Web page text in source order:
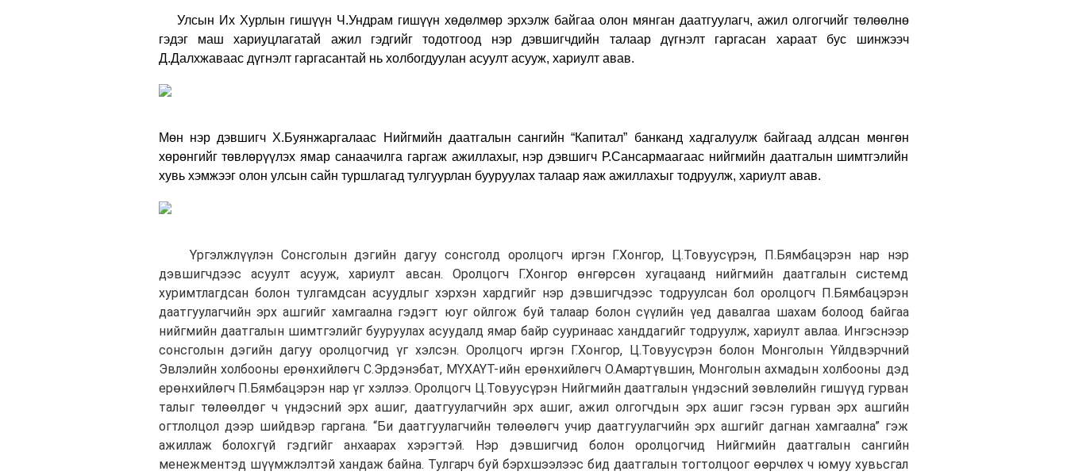
Улсын Их Хурлын гишүүн Ч.Ундрам гишүүн хөдөлмөр эрхэлж байгаа олон мянган даатгуулагч, ажил олгогчийг төлөөлнө
гэдэг маш хариуцлагатай ажил гэдгийг тодотгоод нэр дэвшигчдийн талаар дүгнэлт гаргасан хараат бус шинжээч
Д.Далхжаваас дүгнэлт гаргасантай нь холбогдуулан асуулт асууж, хариулт авав.
Мөн нэр дэвшигч Х.Буянжаргалаас Нийгмийн даатгалын сангийн “Капитал” банканд хадгалуулж байгаад алдсан мөнгөн
хөрөнгийг төвлөрүүлэх ямар санаачилга гаргаж ажиллахыг, нэр дэвшигч Р.Сансармаагаас нийгмийн даатгалын шимтгэлийн
хувь хэмжээг олон улсын сайн туршлагад тулгуурлан бууруулах талаар яаж ажиллахыг тодруулж, хариулт авав.
Үргэлжлүүлэн Сонсголын дэгийн дагуу сонсголд оролцогч иргэн Г.Хонгор, Ц.Товуусүрэн, П.Бямбацэрэн нар нэр
дэвшигчдээс асуулт асууж, хариулт авсан. Оролцогч Г.Хонгор өнгөрсөн хугацаанд нийгмийн даатгалын системд
хуримтлагдсан болон тулгамдсан асуудлыг хэрхэн хардгийг нэр дэвшигчдээс тодруулсан бол оролцогч П.Бямбацэрэн
даатгуулагчийн эрх ашгийг хамгаална гэдэгт юуг ойлгож буй талаар болон сүүлийн үед давалгаа шахам болоод байгаа
нийгмийн даатгалын шимтгэлийг бууруулах асуудалд ямар байр сууринаас ханддагийг тодруулж, хариулт авлаа. Ингэснээр
сонсголын дэгийн дагуу оролцогчид үг хэлсэн. Оролцогч иргэн Г.Хонгор, Ц.Товуусүрэн болон Монголын Үйлдвэрчний
Эвлэлийн холбооны ерөнхийлөгч С.Эрдэнэбат, МҮХАҮТ-ийн ерөнхийлөгч О.Амартүвшин, Монголын ахмадын холбооны дэд
ерөнхийлөгч П.Бямбацэрэн нар үг хэллээ. Оролцогч Ц.Товуусүрэн Нийгмийн даатгалын үндэсний зөвлөлийн гишүүд гурван
талыг төлөөлдөг ч үндэсний эрх ашиг, даатгуулагчийн эрх ашиг, ажил олгогчдын эрх ашиг гэсэн гурван эрх ашгийн
огтлолцол дээр шийдвэр гаргана. “Би даатгуулагчийн төлөөлөгч учир даатгуулагчийн эрх ашгийг дагнан хамгаална” гэж
ажиллаж болохгүй гэдгийг анхаарах хэрэгтэй. Нэр дэвшигчид болон оролцогчид Нийгмийн даатгалын сангийн
менежментэд шүүмжлэлтэй хандаж байна. Тулгарч буй бэрхшээлээс бид даатгалын тогтолцоог өөрчлөх ч юмуу хувьсгал